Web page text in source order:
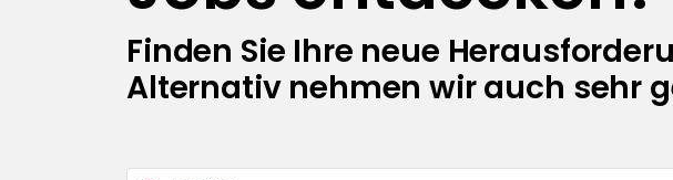
Finden Sie Ihre neue
Alternativ nehmen wir auch sehr